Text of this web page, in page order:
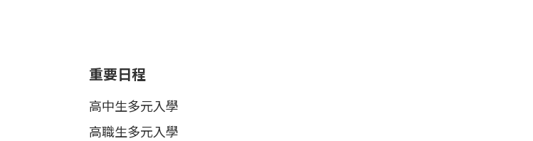
重要日程
高中生多元入學
高職生多元入學